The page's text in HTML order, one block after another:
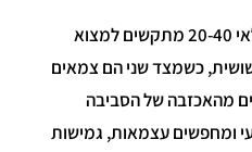
ליאור היא לא היחידה. רבים בגילאי 20-40 מתקשים למצוא
כשמצד שני הם צמאים
מהאכזבה של הסביבה
ומחפשים עצמאות, גמישות